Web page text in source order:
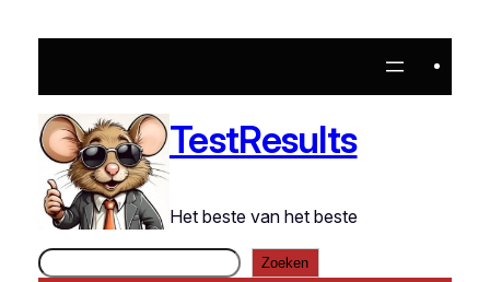
TestResults
Het beste van het beste
Zoeken
Zoeken